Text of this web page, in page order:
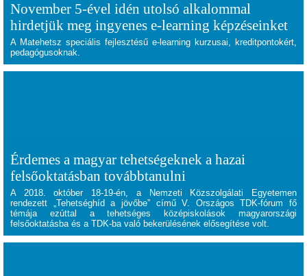
November 5-ével idén utolsó alkalommal
hirdetjük meg ingyenes e-learning képzéseinket
A Matehetsz speciális fejlesztésű e-learning kurzusai, kreditpontokért,
pedagógusoknak.
Érdemes a magyar tehetségeknek a hazai
felsőoktatásban továbbtanulni
A 2018. október 18-19-én, a Nemzeti Közszolgálati Egyetemen
rendezett „Tehetséghíd a jövőbe” című V. Országos TDK-fórum fő
témája ezúttal a tehetséges középiskolások magyarországi
felsőoktatásba és a TDK-ba való bekerülésének elősegítése volt.